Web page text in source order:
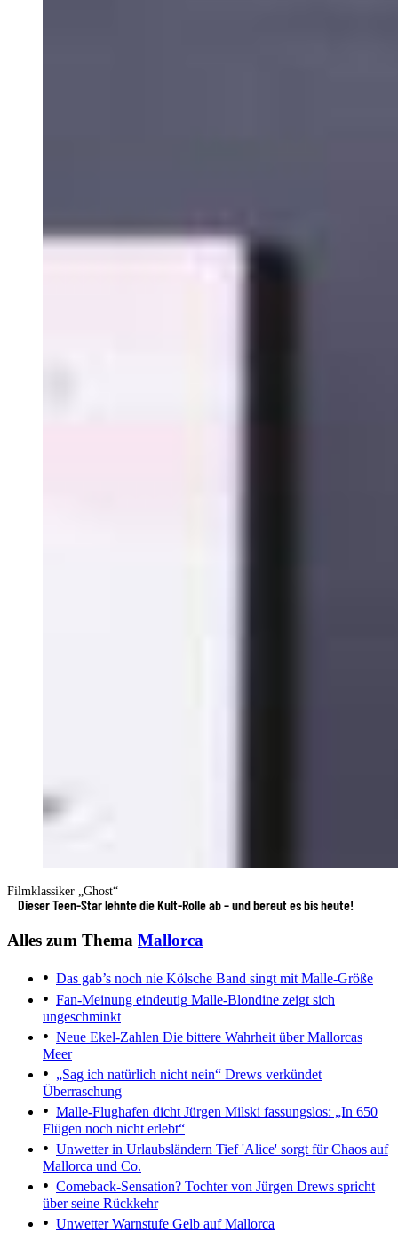
Filmklassiker „Ghost“
Dieser Teen-Star lehnte die Kult-Rolle ab – und bereut es bis heute!
Alles zum Thema Mallorca
Das gab’s noch nie Kölsche Band singt mit Malle-Größe
Fan-Meinung eindeutig Malle-Blondine zeigt sich
ungeschminkt
Neue Ekel-Zahlen Die bittere Wahrheit über Mallorcas
Meer
„Sag ich natürlich nicht nein“ Drews verkündet
Überraschung
Malle-Flughafen dicht Jürgen Milski fassungslos: „In 650
Flügen noch nicht erlebt“
Unwetter in Urlaubsländern Tief 'Alice' sorgt für Chaos auf
Mallorca und Co.
Comeback-Sensation? Tochter von Jürgen Drews spricht
über seine Rückkehr
UnwetterWarnstufe Gelb auf Mallorca